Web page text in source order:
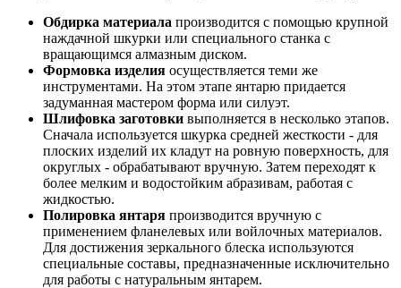
Обдирка материала производится с помощью крупной
наждачной шкурки или специального станка с
вращающимся алмазным диском.
Формовка изделия осуществляется теми же
инструментами. На этом этапе янтарю придается
задуманная мастером форма или силуэт.
Шлифовка заготовки выполняется в несколько этапов.
Сначала используется шкурка средней жесткости - для
плоских изделий их кладут на ровную поверхность, для
округлых - обрабатывают вручную. Затем переходят к
более мелким и водостойким абразивам, работая с
жидкостью.
Полировка янтаря производится вручную с
применением фланелевых или войлочных материалов.
Для достижения зеркального блеска используются
специальные составы, предназначенные исключительно
для работы с натуральным янтарем.